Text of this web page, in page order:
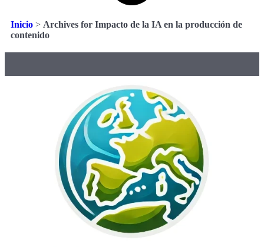
Inicio > Archives for Impacto de la IA en la producción de
contenido